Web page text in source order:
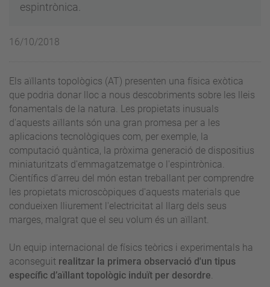
espintrònica.
16/10/2018
Els aïllants topològics (AT) presenten una física exòtica
que podria donar lloc a nous descobriments sobre les lleis
fonamentals de la natura. Les propietats inusuals
d'aquests aïllants són una gran promesa per a les
aplicacions tecnològiques com, per exemple, la
computació quàntica, la pròxima generació de dispositius
miniaturitzats d'emmagatzematge o l'espintrònica.
Científics d’arreu del món estan treballant per comprendre
les propietats microscòpiques d'aquests materials que
condueixen lliurement l'electricitat al llarg dels seus
marges, malgrat que el seu volum és un aïllant.
Un equip internacional de físics teòrics i experimentals ha
aconseguit realitzar la primera observació d'un tipus
específic d’aïllant topològic induït per desordre.